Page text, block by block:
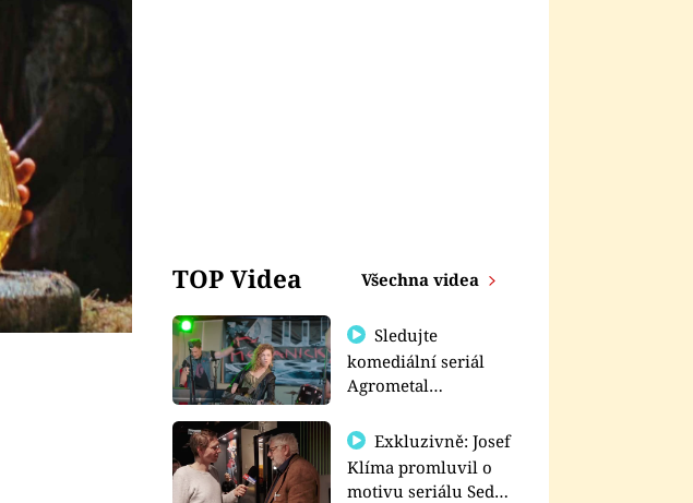
TOP Videa Všechna videa
Sledujte
komediální seriál
Agrometal
prima+
Exkluzivně: Josef
Klíma promluvil o
motivu seriálu Sedm